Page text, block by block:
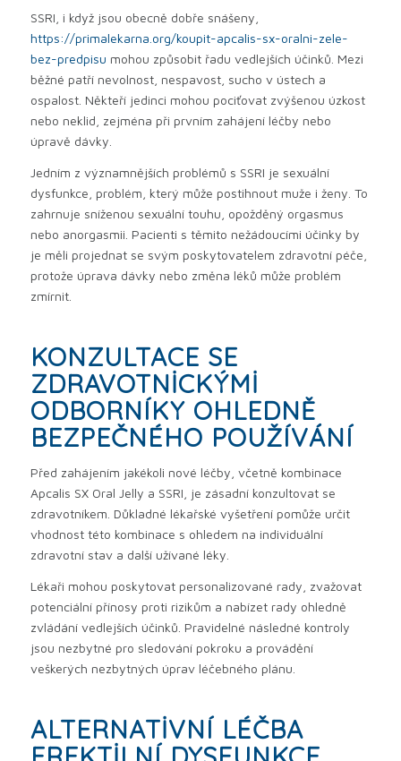
SSRI, i když jsou obecně dobře snášeny,
https://primalekarna.org/koupit-apcalis-sx-oralni-zele-
bez-predpisu mohou způsobit řadu vedlejších účinků. Mezi
běžné patří nevolnost, nespavost, sucho v ústech a
ospalost. Někteří jedinci mohou pociťovat zvýšenou úzkost
nebo neklid, zejména při prvním zahájení léčby nebo
úpravě dávky.
Jedním z významnějších problémů s SSRI je sexuální
dysfunkce, problém, který může postihnout muže i ženy. To
zahrnuje sníženou sexuální touhu, opožděný orgasmus
nebo anorgasmii. Pacienti s těmito nežádoucími účinky by
je měli projednat se svým poskytovatelem zdravotní péče,
protože úprava dávky nebo změna léků může problém
zmírnit.
KONZULTACE SE
ZDRAVOTNICKÝMI
ODBORNÍKY OHLEDNĚ
BEZPEČNÉHO POUŽÍVÁNÍ
Před zahájením jakékoli nové léčby, včetně kombinace
Apcalis SX Oral Jelly a SSRI, je zásadní konzultovat se
zdravotníkem. Důkladné lékařské vyšetření pomůže určit
vhodnost této kombinace s ohledem na individuální
zdravotní stav a další užívané léky.
Lékaři mohou poskytovat personalizované rady, zvažovat
potenciální přínosy proti rizikům a nabízet rady ohledně
zvládání vedlejších účinků. Pravidelné následné kontroly
jsou nezbytné pro sledování pokroku a provádění
veškerých nezbytných úprav léčebného plánu.
ALTERNATIVNÍ LÉČBA